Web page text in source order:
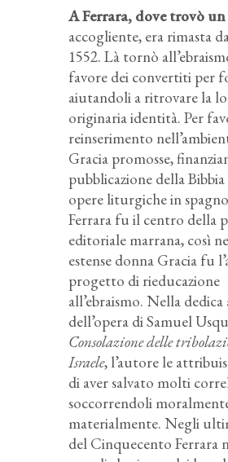
A Ferrara, dove trovò
accogliente, era rimasta
1552. Là tornò
favore dei convertiti per
aiutandoli a ritrovare la
originaria identità. Per
reinserimento
Gracia promosse,
pubblicazione della
opere liturgiche in
Ferrara fu il centro della
editoriale marrana, così
estense donna Gracia fu
progetto di rieducazione
all’ebraismo. Nella dedica
dell’opera di Samuel
Consolazione delle
Israele, l’autore le
di aver salvato molti
soccorrendoli
materialmente. Negli
del Cinquecento Ferrara